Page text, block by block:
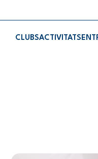
CLUBSACTIVITATS